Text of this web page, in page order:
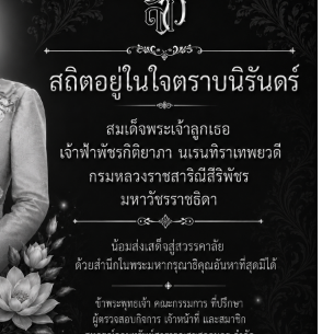
ระบบบริการออนไลน์